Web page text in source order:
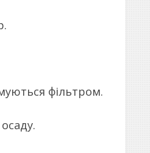
фільтром.